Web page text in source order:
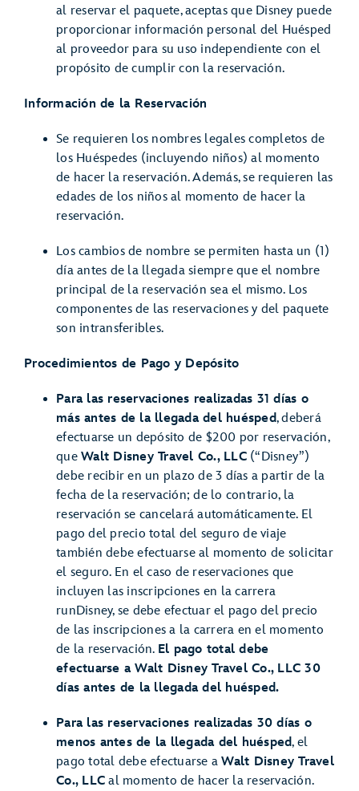
al reservar el paquete, aceptas que Disney puede
proporcionar información personal del Huésped
al proveedor para su uso independiente con el
propósito de cumplir con la reservación.
Información de la Reservación
Se requieren los nombres legales completos de
los Huéspedes (incluyendo niños) al momento
de hacer la reservación. Además, se requieren las
edades de los niños al momento de hacer la
reservación.
Los cambios de nombre se permiten hasta un (1)
día antes de la llegada siempre que el nombre
principal de la reservación sea el mismo. Los
componentes de las reservaciones y del paquete
son intransferibles.
Procedimientos de Pago y Depósito
Para las reservaciones realizadas 31 días o
más antes de la llegada del huésped, deberá
efectuarse un depósito de $200 por reservación,
que Walt Disney Travel Co., LLC(“Disney”)
debe recibir en un plazo de 3 días a partir de la
fecha de la reservación; de lo contrario, la
reservación se cancelará automáticamente. El
pago del precio total del seguro de viaje
también debe efectuarse al momento de solicitar
el seguro. En el caso de reservaciones que
incluyen las inscripciones en la carrera
runDisney, se debe efectuar el pago del precio
de las inscripciones a la carrera en el momento
de la reservación. El pago total debe
efectuarse a Walt Disney Travel Co., LLC 30
días antes de la llegada del huésped.
Para las reservaciones realizadas 30 días o
menos antes de la llegada del huésped, el
pago total debe efectuarse aWalt Disney Travel
Co., LLC al momento de hacer la reservación.